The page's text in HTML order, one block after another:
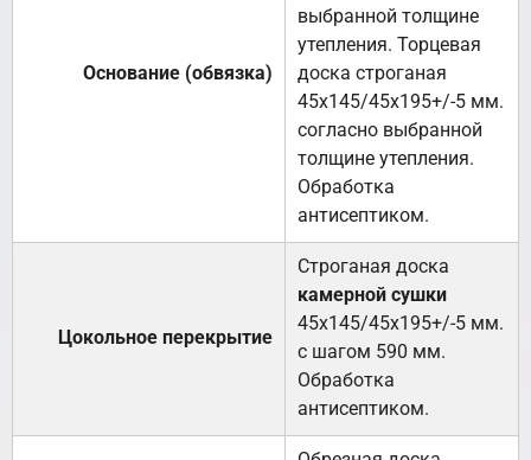
Основание (обвязка)
выбранной толщине
утепления. Торцевая
доска строганая
45х145/45х195+/-5 мм.
согласно выбранной
толщине утепления.
Обработка
антисептиком.
Цокольное перекрытие
Строганая доска
камерной сушки
45х145/45х195+/-5 мм.
с шагом 590 мм.
Обработка
антисептиком.